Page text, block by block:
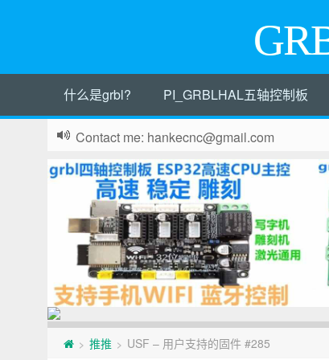
什么是grbl? PI_GRBLHAL五轴控制板
Contact me: hankecnc@gmail.com
> 推推 > USF – 用户支持的固件 #285